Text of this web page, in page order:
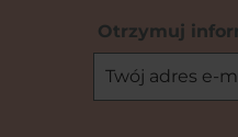
Otrzymuj